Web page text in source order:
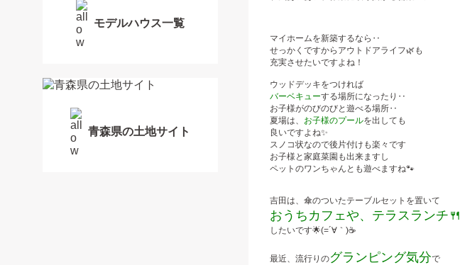
モデルハウス一覧
青森県の土地サイト
マイホームを新築するなら‥
せっかくですからアウトドアライフ🌿も
充実させたいですよね！
ウッドデッキをつければ
バーベキューする場所になったり‥
お子様がのびのびと遊べる場所‥
夏場は、
お子様のプールを出しても
良いですよね✨
スノコ状なので後片付けも楽々です
お子様と家庭菜園も出来ますし
ペットのワンちゃんとも遊べますね🐾
吉田は、傘のついたテーブルセットを置いて
おうちカフェや、テラスランチ🍴
したいです🌟(=´∀｀)☕️
最近、流行りのグランピング気分で